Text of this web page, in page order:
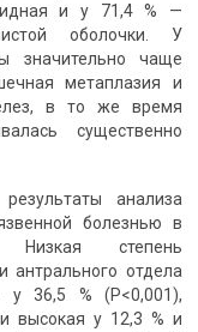
и у 71,4 % —
оболочки. У
значительно чаще
метаплазия и
в то же время
существенно
анализа
болезнью в
Низкая степень
антрального отдела
36,5 % (Р<0,001),
высокая у 12,3 % и